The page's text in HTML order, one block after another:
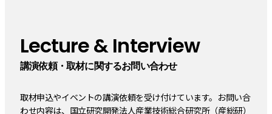
Lecture & Interview
講演依頼・取材に関するお問い合わせ
取材申込やイベントの講演依頼を受け付けています。お問い合
わせ内容は、国立研究開発法人産業技術総合研究所（産総研）